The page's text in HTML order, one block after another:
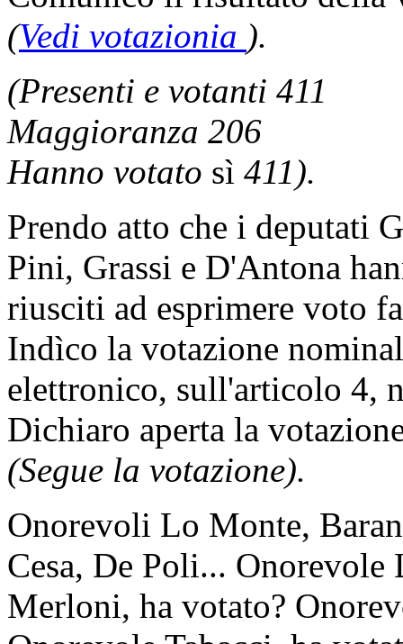
(Vedi votazionia ).
(Presenti e votanti 411
Maggioranza 206
Hanno votato sì 411).
Prendo atto che i deputati
Pini, Grassi e D'Antona
riusciti ad esprimere voto
Indìco la votazione
elettronico, sull'articolo 4,
Dichiaro aperta la
(Segue la votazione).
Onorevoli Lo Monte,
Cesa, De Poli...
Merloni, ha votato?